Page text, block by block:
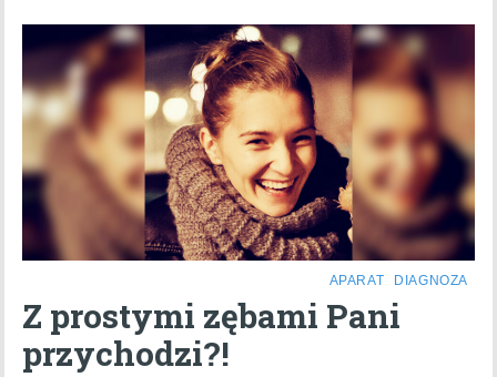
APARAT DIAGNOZA
Z prostymi zębami Pani
przychodzi?!